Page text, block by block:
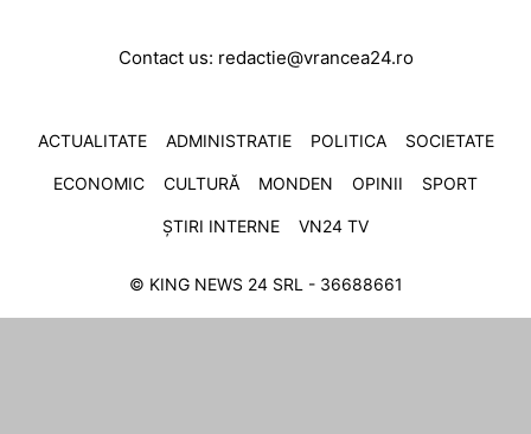
Contact us: redactie@vrancea24.ro
ACTUALITATE ADMINISTRATIE POLITICA SOCIETATE
ECONOMIC CULTURĂ MONDEN OPINII SPORT
ȘTIRI INTERNE VN24 TV
© KING NEWS 24 SRL - 36688661